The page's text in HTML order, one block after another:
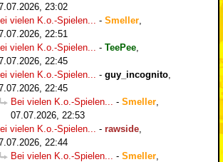
23:02
vielen K.o.-Spielen...
- Smeller
22:51
vielen K.o.-Spielen...
- TeePee
22:45
vielen K.o.-Spielen...
- guy_incognito
22:45
Bei vielen K.o.-Spielen...
- Smeller
07.07.2026, 22:53
vielen K.o.-Spielen...
- rawside
22:44
Bei vielen K.o.-Spielen...
- Smeller